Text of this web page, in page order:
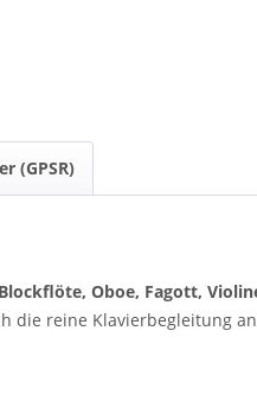
(GPSR)
Oboe, Fagott,
die reine Klavierbegleitung